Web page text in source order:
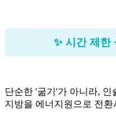
✨ 시간 제한
단순한 '굶기'가 아니라, 인
지방을 에너지원으로 전